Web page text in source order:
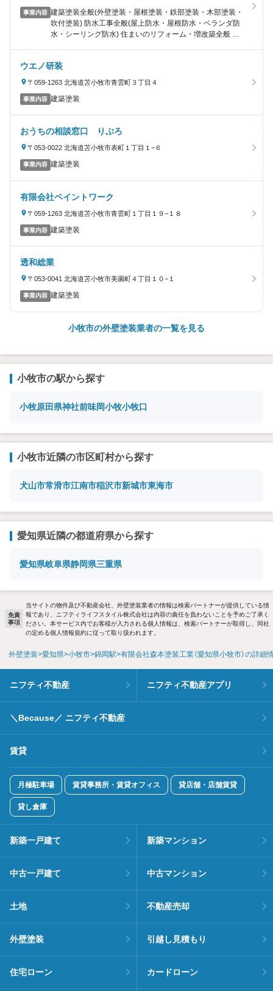
事業内容 建築塗装全般(外壁塗装・屋根塗装・鉄部塗装・木部塗装・
吹付塗装) 防水工事全般(屋上防水・屋根防水・ベランダ防
水・シーリング防水) 住まいのリフォーム・増改築全般 エ
ウエノ研装
〒059-1263 北海道苫小牧市青雲町３丁目４
事業内容 建築塗装
おうちの相談窓口 りぷろ
〒053-0022 北海道苫小牧市表町１丁目１−６
事業内容 建築塗装
有限会社ペイントワーク
〒059-1263 北海道苫小牧市青雲町１丁目１９−１８
事業内容 建築塗装
透和総業
〒053-0041 北海道苫小牧市美園町４丁目１０−１
事業内容 建築塗装
小牧市の外壁塗装業者の一覧を見る
小牧市の駅から探す
小牧原田県神社前味岡小牧小牧口
小牧市近隣の市区町村から探す
犬山市常滑市江南市稲沢市新城市東海市
愛知県近隣の都道府県から探す
愛知県岐阜県静岡県三重県
免責
事項
当サイトの物件及び不動産会社、外壁塗装業者の情報は検索パートナーが提供している情
報であり、ニフティライフスタイル株式会社は内容の責任を負わないことを予めご了承く
ださい。本サービス内でお客様が入力される個人情報は、検索パートナーが取得し、同社
の定める個人情報規約に従って取り扱われます。
外壁塗装 愛知県 小牧市 錦岡駅 有限会社森本塗装工業（愛知県小牧市）の詳細
ニフティ不動産 ニフティ不動産アプリ
＼Because／ ニフティ不動産
賃貸
月極駐車場 賃貸事務所・賃貸オフィス 貸店舗・店舗賃貸
貸し倉庫
新築一戸建て 新築マンション
中古一戸建て 中古マンション
土地 不動産売却
外壁塗装 引越し見積もり
住宅ローン カードローン